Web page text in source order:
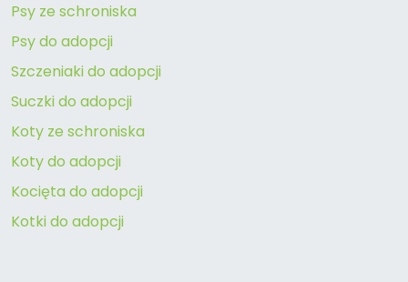
Psy ze schroniska
Psy do adopcji
Szczeniaki do adopcji
Suczki do adopcji
Koty ze schroniska
Koty do adopcji
Kocięta do adopcji
Kotki do adopcji